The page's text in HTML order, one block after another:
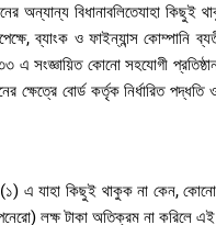
অন্যান্য বিধানাবলিতেযাহা কিছুই
ব্যাংক ও ফাইন্যান্স কোম্পানি
এ সংজ্ঞায়িত কোনো সহযোগী
ক্ষেত্রে বোর্ড কর্তৃক নির্ধারিত
এ যাহা কিছুই থাকুক না কেন, কোনো
লক্ষ টাকা অতিক্রম না করিলে